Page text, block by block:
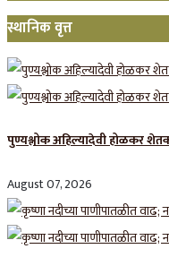
स्थानिक वृत्त
पुण्यश्लोक अहिल्यादेवी होळकर
August 07, 2026